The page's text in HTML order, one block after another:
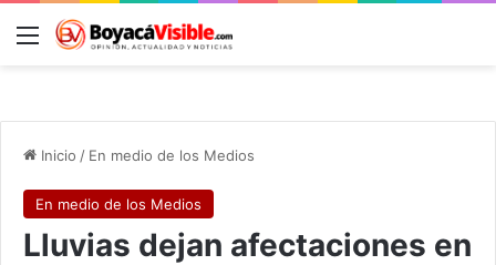
Menú
Inicio / En medio de los Medios
En medio de los Medios
Lluvias dejan afectaciones en